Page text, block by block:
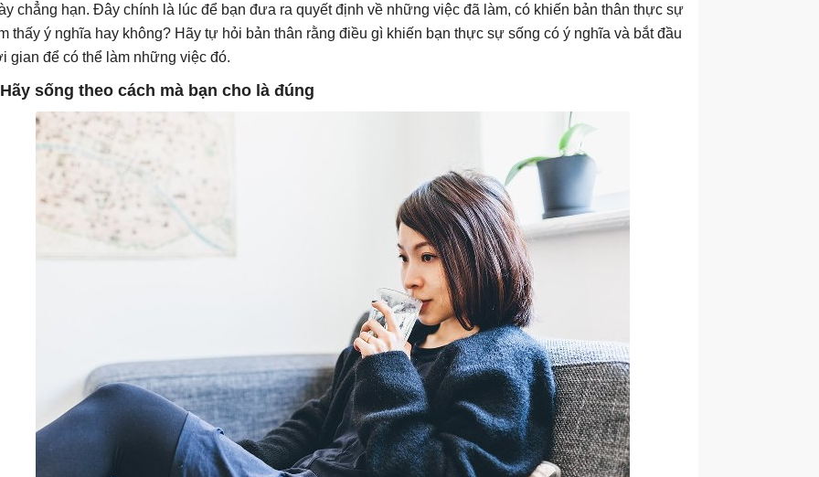
chẳng hạn. Đây chính là lúc để bạn đưa ra quyết định về những việc đã làm, có khiến bản thân thực sự
thấy ý nghĩa hay không? Hãy tự hỏi bản thân rằng điều gì khiến bạn thực sự sống có ý nghĩa và bắt đầu
gian để có thể làm những việc đó.
sống theo cách mà bạn cho là đúng